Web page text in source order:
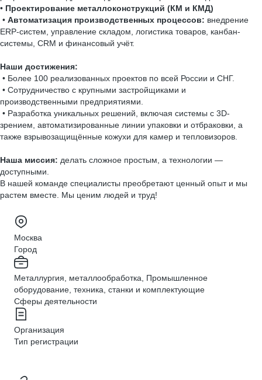
• Проектирование металлоконструкций (КМ и КМД)
• Автоматизация производственных процессов: внедрение
ERP-систем, управление складом, логистика товаров, канбан-
системы, CRM и финансовый учёт.
Наши достижения:
• Более 100 реализованных проектов по всей России и СНГ.
• Сотрудничество с крупными застройщиками и
производственными предприятиями.
• Разработка уникальных решений, включая системы с 3D-
зрением, автоматизированные линии упаковки и отбраковки, а
также взрывозащищённые кожухи для камер и тепловизоров.
Наша миссия: делать сложное простым, а технологии —
доступными.
В нашей команде специалисты преобретают ценный опыт и мы
растем вместе. Мы ценим людей и труд!
Москва
Город
Металлургия, металлообработка, Промышленное
оборудование, техника, станки и комплектующие
Сферы деятельности
Организация
Тип регистрации